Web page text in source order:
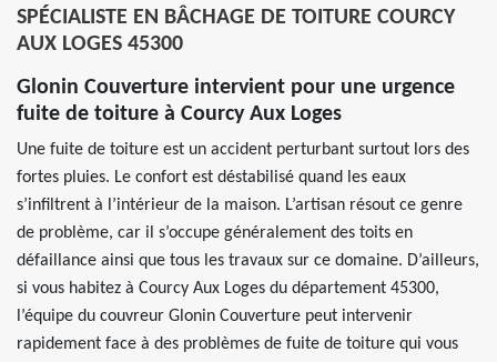
SPÉCIALISTE EN BÂCHAGE DE TOITURE COURCY
AUX LOGES 45300
Glonin Couverture intervient pour une urgence
fuite de toiture à Courcy Aux Loges
Une fuite de toiture est un accident perturbant surtout lors des
fortes pluies. Le confort est déstabilisé quand les eaux
s’infiltrent à l’intérieur de la maison. L’artisan résout ce genre
de problème, car il s’occupe généralement des toits en
défaillance ainsi que tous les travaux sur ce domaine. D’ailleurs,
si vous habitez à Courcy Aux Loges du département 45300,
l’équipe du couvreur Glonin Couverture peut intervenir
rapidement face à des problèmes de fuite de toiture qui vous